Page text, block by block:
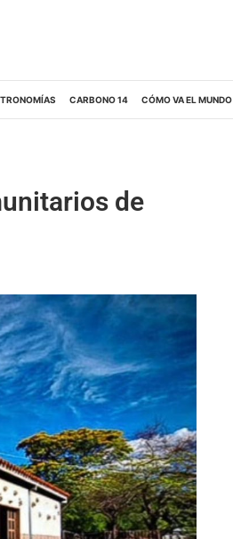
CARBONO 14 CÓMO VA EL MUNDO
de